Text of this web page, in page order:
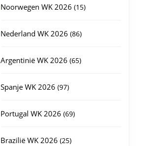
Noorwegen WK 2026 1515
Nederland WK 2026 8686
Argentinië WK 2026 6565
Spanje WK 2026 9797
Portugal WK 2026 6969
Brazilië WK 2026 2525